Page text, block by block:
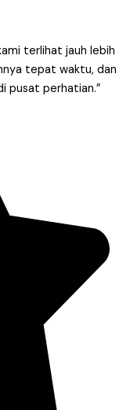
terlihat jauh lebih
tepat waktu, dan
pusat perhatian.”